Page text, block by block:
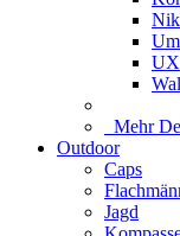
UX
Mehr
Outdoor
Caps
Jagd